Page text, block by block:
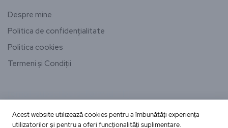
Despre mine
Politica de confidențialitate
Politica cookies
Termeni și Condiții
Acest website utilizează cookies pentru a îmbunătăți experiența
utilizatorilor și pentru a oferi funcționalități suplimentare.